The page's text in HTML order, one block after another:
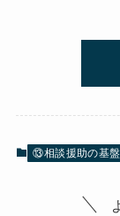
⑬相談援助の基盤